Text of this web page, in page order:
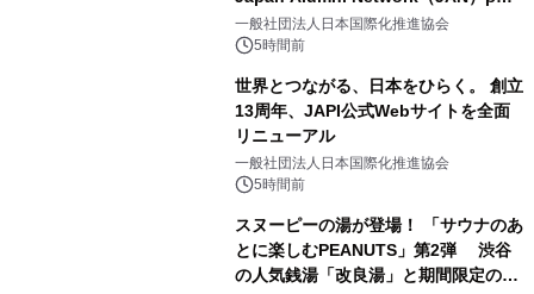
をリリース
一般社団法人日本国際化推進協会
5時間前
世界とつながる、日本をひらく。 創立
13周年、JAPI公式Webサイトを全面
リニューアル
一般社団法人日本国際化推進協会
5時間前
スヌーピーの湯が登場！ 「サウナのあ
とに楽しむPEANUTS」第2弾 渋谷
の人気銭湯「改良湯」と期間限定のコ